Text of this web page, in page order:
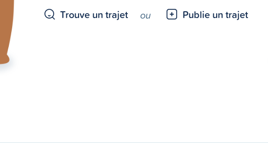
Trouve un trajet ou Publie un trajet